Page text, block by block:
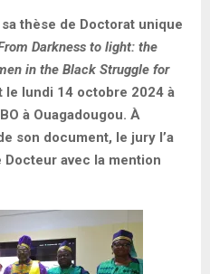
thèse de Doctorat unique
Darkness to light: the
in the Black Struggle for
le lundi 14 octobre 2024 à
à Ouagadougou. À
son document, le jury l’a
avec la mention